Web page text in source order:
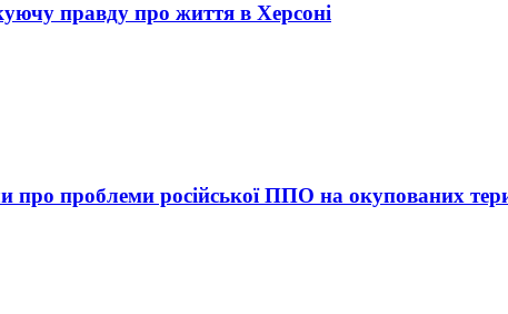
правду про життя в Херсоні
проблеми російської ППО на окупованих